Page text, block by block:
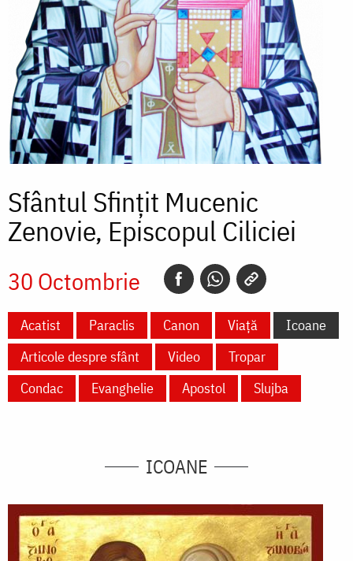
Sfântul Sfințit Mucenic
Zenovie, Episcopul Ciliciei
30 Octombrie
Acatist Paraclis Canon Viață
Icoane
Articole despre sfânt
Video
Tropar
Condac
Evanghelie Apostol Slujba
ICOANE